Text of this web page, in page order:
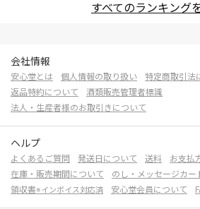
すべてのランキング
会社情報
安心堂とは 個人情報の取り扱い
特定商取引法
返品特約について
酒類販売管理者標識
法人・生産者様のお取引きについて
ヘルプ
よくあるご質問 発送日について 送料 お支払
在庫・販売期間について
のし・メッセージカー
領収書※インボイス対応済 安心堂会員について